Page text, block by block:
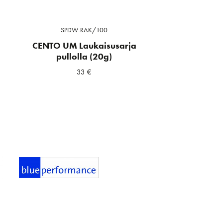
SPDW-RAK/100
CENTO UM Laukaisusarja
pullolla (20g)
33€